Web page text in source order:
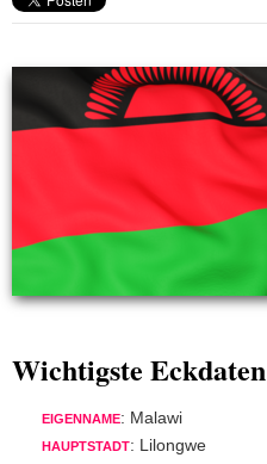
Wichtigste Eckdaten
EIGENNAME: Malawi
HAUPTSTADT: Lilongwe